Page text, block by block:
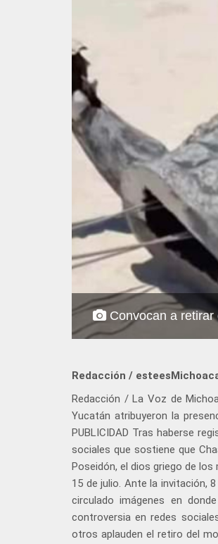
Convocan a retirar
Redacción /
Redacción / La Voz de
Yucatán atribuyeron la
PUBLICIDAD Tras haberse
sociales que sostiene que
Poseidón, el dios griego de
15 de julio. Ante la invitación,
circulado imágenes en
controversia en redes
otros aplauden el retiro del